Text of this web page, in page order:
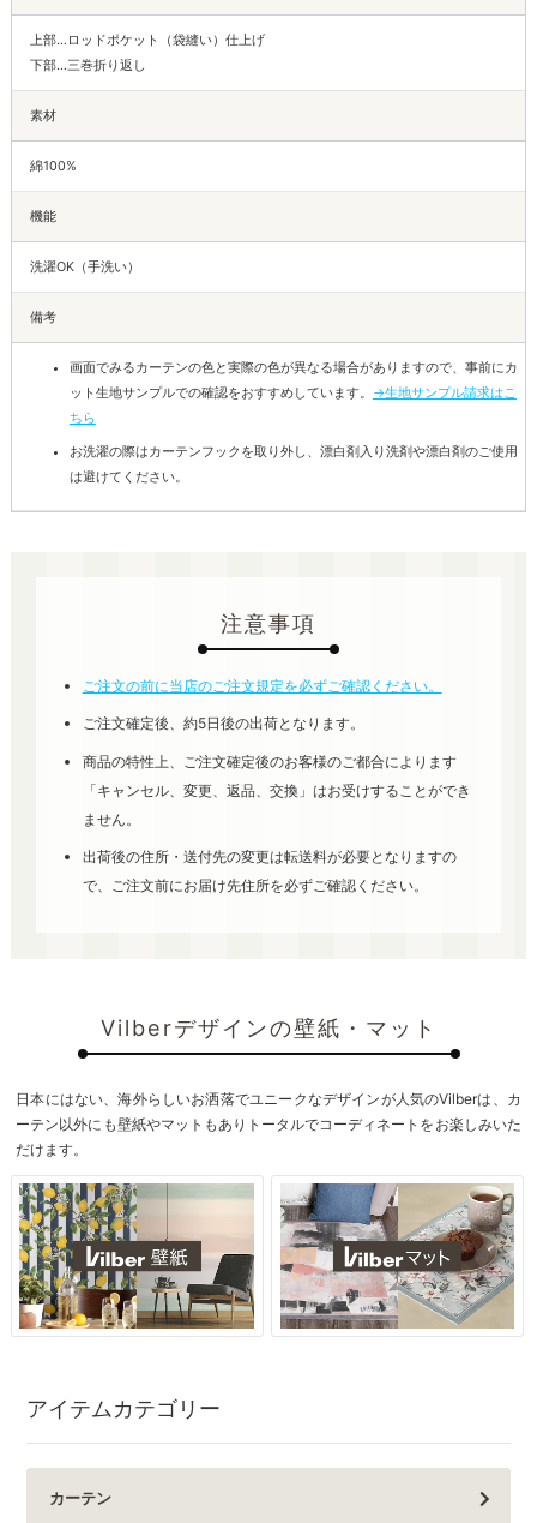
上部…ロッドポケット（袋縫い）仕上げ
下部…三巻折り返し
素材
綿100%
機能
洗濯OK（手洗い）
備考
画面でみるカーテンの色と実際の色が異なる場合がありますので、事前にカ
ット生地サンプルでの確認をおすすめしています。 →生地サンプル請求はこ
ちら
お洗濯の際はカーテンフックを取り外し、漂白剤入り洗剤や漂白剤のご使用
は避けてください。
注意事項
ご注文の前に当店のご注文規定を必ずご確認ください。
ご注文確定後、約5日後の出荷となります。
商品の特性上、ご注文確定後のお客様のご都合によります
「キャンセル、変更、返品、交換」はお受けすることができ
ません。
出荷後の住所・送付先の変更は転送料が必要となりますの
で、ご注文前にお届け先住所を必ずご確認ください。
Vilberデザインの壁紙・マット
日本にはない、海外らしいお洒落でユニークなデザインが人気のVilberは、カ
ーテン以外にも壁紙やマットもありトータルでコーディネートをお楽しみいた
だけます。
アイテムカテゴリー
カーテン